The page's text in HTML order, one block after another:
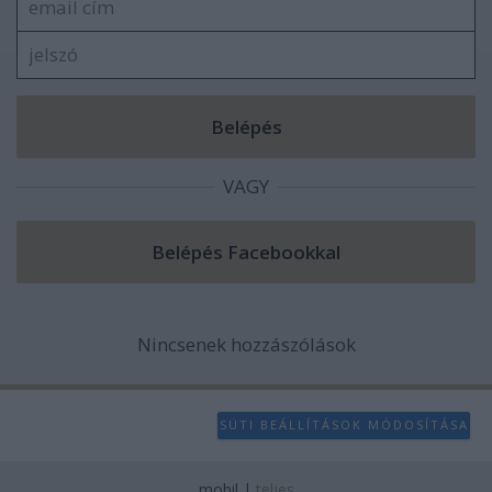
VAGY
Nincsenek hozzászólások
SÜTI BEÁLLÍTÁSOK MÓDOSÍTÁSA